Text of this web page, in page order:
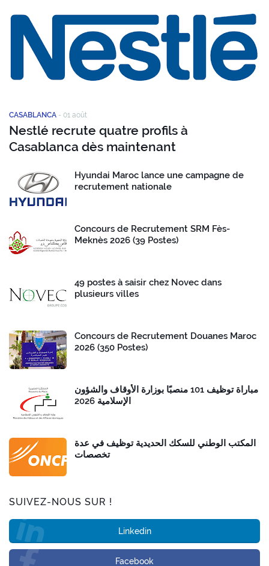
CASABLANCA - 01 août
Nestlé recrute quatre profils à
Casablanca dès maintenant
Hyundai Maroc lance une campagne de
recrutement nationale
Concours de Recrutement SRM Fès-
Meknès 2026 (39 Postes)
49 postes à saisir chez Novec dans
plusieurs villes
Concours de Recrutement Douanes Maroc
2026 (350 Postes)
مباراة توظيف 101 منصبًا بوزارة الأوقاف والشؤون
الإسلامية 2026
المكتب الوطني للسكك الحديدية توظيف في عدة
تخصصات
SUIVEZ-NOUS SUR !
Linkedin
Facebook